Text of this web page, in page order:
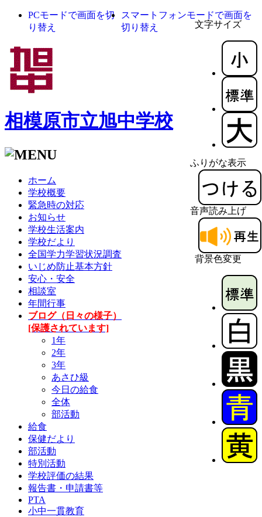
文字サイズ
ふりがな表示
音声読み上げ
背景色変更
PCモードで画面を切
り替え
スマートフォンモードで画面を
切り替え
相模原市立旭中学校
ホーム
学校概要
緊急時の対応
お知らせ
学校生活案内
学校だより
全国学力学習状況調査
いじめ防止基本方針
安心・安全
相談室
年間行事
ブログ（日々の様子）
[保護されています]
1年
2年
3年
あさひ級
今日の給食
全体
部活動
給食
保健だより
部活動
特別活動
学校評価の結果
報告書・申請書等
PTA
小中一貫教育